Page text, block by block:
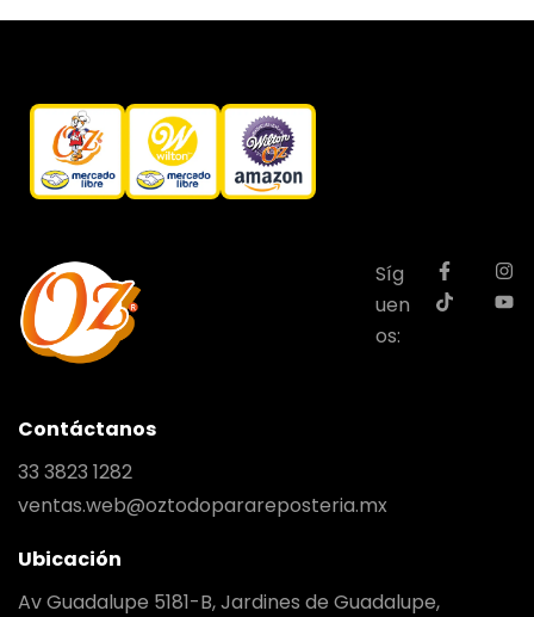
Síg
uen
os:
Contáctanos
33 3823 1282
ventas.web@oztodoparareposteria.mx
Ubicación
Av Guadalupe 5181-B, Jardines de Guadalupe,